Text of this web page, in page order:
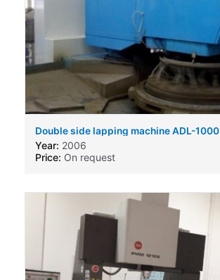
Double side lapping machine ADL-1000
Year: 2006
Price: On request